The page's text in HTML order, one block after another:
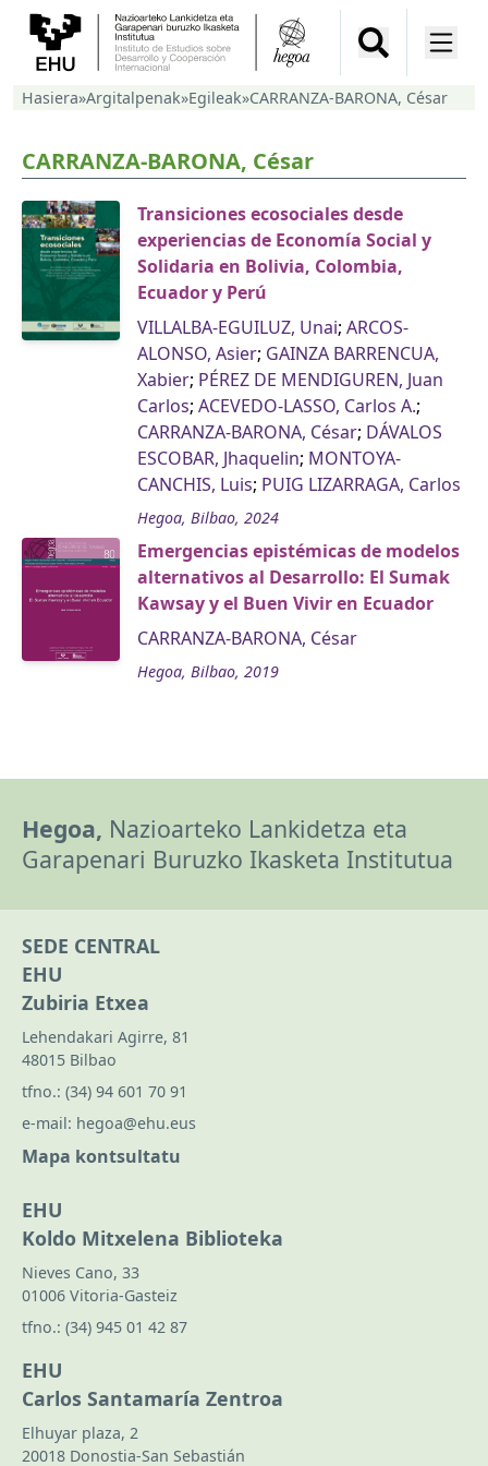
Hasiera»Argitalpenak»Egileak»CARRANZA-BARONA, César
CARRANZA-BARONA, César
Transiciones ecosociales desde
experiencias de Economía Social y
Solidaria en Bolivia, Colombia,
Ecuador y Perú
VILLALBA-EGUILUZ, Unai; ARCOS-
ALONSO, Asier; GAINZA BARRENCUA,
Xabier; PÉREZ DE MENDIGUREN, Juan
Carlos; ACEVEDO-LASSO, Carlos A.;
CARRANZA-BARONA, César; DÁVALOS
ESCOBAR, Jhaquelin; MONTOYA-
CANCHIS, Luis; PUIG LIZARRAGA, Carlos
Hegoa, Bilbao, 2024
Emergencias epistémicas de modelos
alternativos al Desarrollo: El Sumak
Kawsay y el Buen Vivir en Ecuador
CARRANZA-BARONA, César
Hegoa, Bilbao, 2019
Hegoa, Nazioarteko Lankidetza eta
Garapenari Buruzko Ikasketa Institutua
SEDE CENTRAL
EHU
Zubiria Etxea
Lehendakari Agirre, 81
48015 Bilbao
tfno.: (34) 94 601 70 91
e-mail: hegoa@ehu.eus
Mapa kontsultatu
EHU
Koldo Mitxelena Biblioteka
Nieves Cano, 33
01006 Vitoria-Gasteiz
tfno.: (34) 945 01 42 87
EHU
Carlos Santamaría Zentroa
Elhuyar plaza, 2
20018 Donostia-San Sebastián